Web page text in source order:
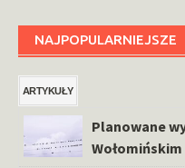
NAJPOPULARNIEJSZE
ARTYKUŁY
Planowane
Wołomińskim